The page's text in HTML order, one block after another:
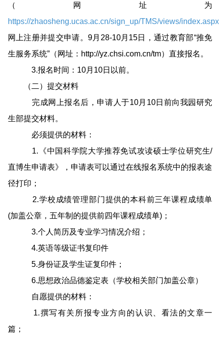
（网址为
https://zhaosheng.ucas.ac.cn/sign_up/TMS/views/index.aspx
网上注册并提交申请。9月28-10月15日，通过教育部“推免
生服务系统”（网址：http://yz.chsi.com.cn/tm）直接报名。
3.报名时间：10月10日以前。
（二）提交材料
完成网上报名后，申请人于10月10日前向我园研究
生部提交材料。
必须提供的材料：
1.《中国科学院大学推荐免试攻读硕士学位研究生/
直博生申请表》，申请表可以通过在线报名系统中的报表途
径打印；
2.学校成绩管理部门提供的本科前三年课程成绩单
(加盖公章，五年制的提供前四年课程成绩单)；
3.个人简历及专业学习情况介绍；
4.英语等级证书复印件
5.身份证及学生证复印件；
6.思想政治品德鉴定表（学校相关部门加盖公章）
自愿提供的材料：
1.撰写有关所报专业方向的认识、看法的文章一
篇；